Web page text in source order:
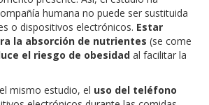
humana no puede ser sustituida
o dispositivos electrónicos. Estar
la absorción de nutrientes (se come
el riesgo de obesidad al facilitar la
mismo estudio, el uso del teléfono